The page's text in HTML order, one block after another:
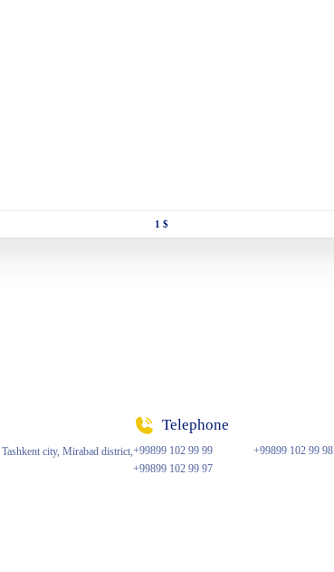
1 $
city, Mirabad district,
Telephone
+99899 102 99 99
+99899 102 99 98
+99899 102 99 97